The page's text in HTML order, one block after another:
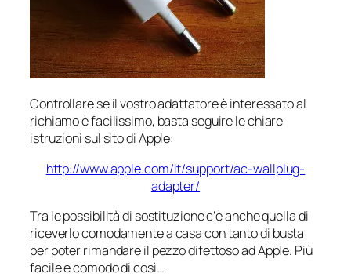
Controllare se il vostro adattatore è interessato al
richiamo è facilissimo, basta seguire le chiare
istruzioni sul sito di Apple:
http://www.apple.com/it/support/ac-wallplug-
adapter/
Tra le possibilità di sostituzione c’è anche quella di
riceverlo comodamente a casa con tanto di busta
per poter rimandare il pezzo difettoso ad Apple. Più
facile e comodo di così…